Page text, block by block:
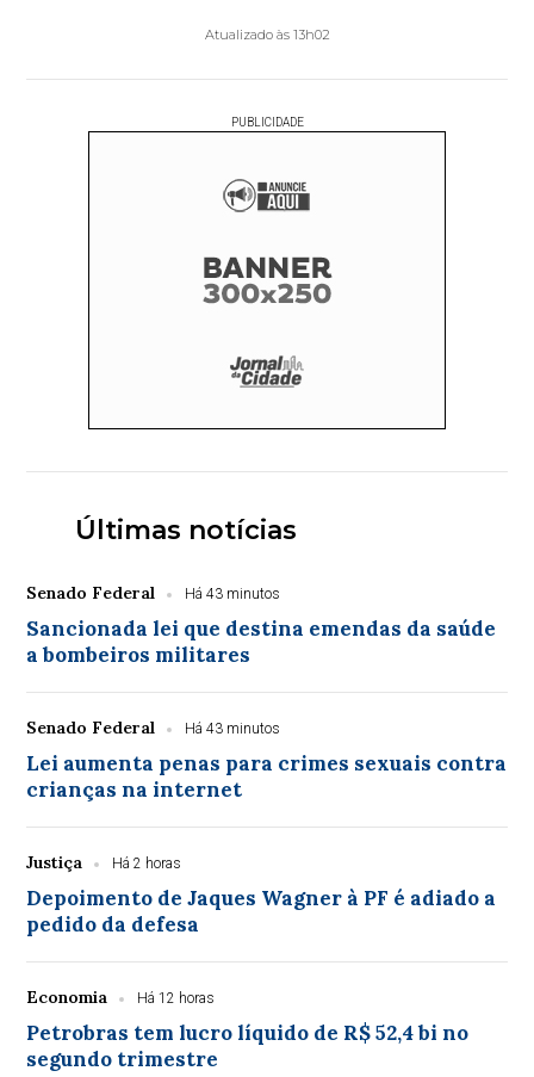
Atualizado às 13h02
PUBLICIDADE
Últimas notícias
Senado Federal Há 43 minutos
Sancionada lei que destina emendas da saúde
a bombeiros militares
Senado Federal Há 43 minutos
Lei aumenta penas para crimes sexuais contra
crianças na internet
Justiça Há 2 horas
Depoimento de Jaques Wagner à PF é adiado a
pedido da defesa
Economia Há 12 horas
Petrobras tem lucro líquido de R$ 52,4 bi no
segundo trimestre